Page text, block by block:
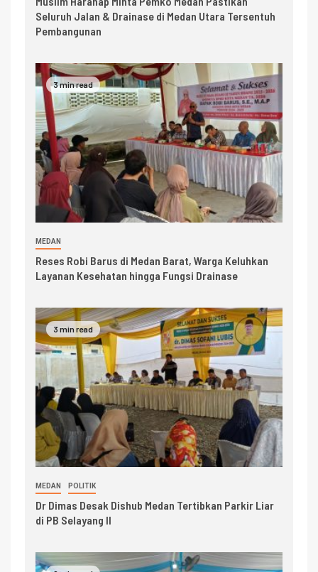
Seluruh Jalan & Drainase di Medan Utara Tersentuh
Pembangunan
3 min read
MEDAN
Reses Robi Barus di Medan Barat, Warga Keluhkan
Layanan Kesehatan hingga Fungsi Drainase
3 min read
MEDAN POLITIK
Dr Dimas Desak Dishub Medan Tertibkan Parkir Liar
di PB Selayang II